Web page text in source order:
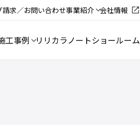
求／お問い合わせ事業紹介 会社情報
工事例 リリカラノートショールーム